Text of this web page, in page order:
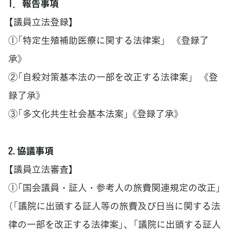
1．報告事項
【議員立法登録】
①「特定生殖補助医療に関する法律案」 《登録了
承》
②「自殺対策基本法の一部を改正する法律案」 《登
録了承》
③「多文化共生社会基本法案」 《登録了承》
2. 協議事項
【議員立法審査】
①「国会議員・証人・参考人の旅費関連規定の改正」
（「議院に出頭する証人等の旅費及び日当に関する法
律の一部を改正する法律案」、「議院に出頭する証人